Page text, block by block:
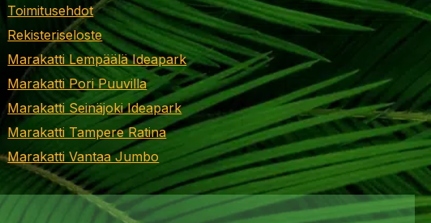
Toimitusehdot
Rekisteriseloste
Marakatti Lempäälä Ideapark
Marakatti Pori Puuvilla
Marakatti Seinäjoki Ideapark
Marakatti Tampere Ratina
Marakatti Vantaa Jumbo